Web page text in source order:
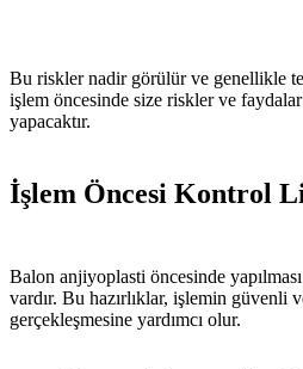
Bu riskler nadir görülür ve genellikle
işlem öncesinde size riskler ve faydalar
yapacaktır.
İşlem Öncesi Kontrol
Balon anjiyoplasti öncesinde
vardır. Bu hazırlıklar, işlemin güvenli
gerçekleşmesine yardımcı olur.